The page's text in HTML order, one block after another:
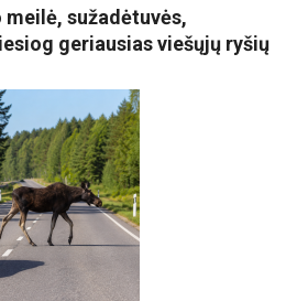
sužadėtuvės,
geriausias viešųjų ryšių